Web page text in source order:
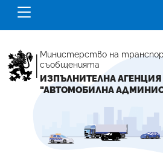
Министерство на
съобщенията
ИЗПЪЛНИТЕЛНА АГЕНЦИЯ
"АВТОМОБИЛНА